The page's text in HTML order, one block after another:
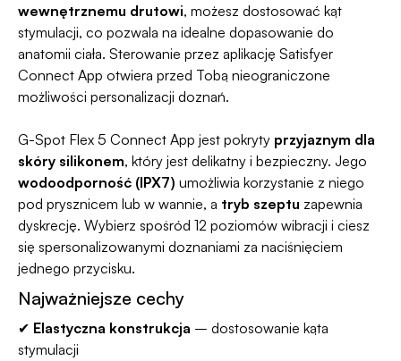
wewnętrznemu drutowi, możesz dostosować kąt
stymulacji, co pozwala na idealne dopasowanie do
anatomii ciała. Sterowanie przez aplikację Satisfyer
Connect App otwiera przed Tobą nieograniczone
możliwości personalizacji doznań.
G-Spot Flex 5 Connect App jest pokryty przyjaznym dla
skóry silikonem, który jest delikatny i bezpieczny. Jego
wodoodporność (IPX7) umożliwia korzystanie z niego
pod prysznicem lub w wannie, a tryb szeptu zapewnia
dyskrecję. Wybierz spośród 12 poziomów wibracji i ciesz
się spersonalizowanymi doznaniami za naciśnięciem
jednego przycisku.
Najważniejsze cechy
✔ Elastyczna konstrukcja – dostosowanie kąta
stymulacji